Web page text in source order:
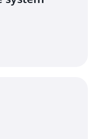
dagli ambienti